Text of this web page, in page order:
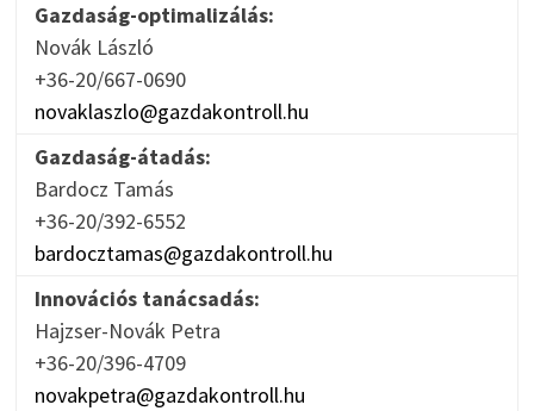
Gazdaság-optimalizálás:
Novák László
+36-20/667-0690
novaklaszlo@gazdakontroll.hu
Gazdaság-átadás:
Bardocz Tamás
+36-20/392-6552
bardocztamas@gazdakontroll.hu
Innovációs tanácsadás:
Hajzser-Novák Petra
+36-20/396-4709
novakpetra@gazdakontroll.hu